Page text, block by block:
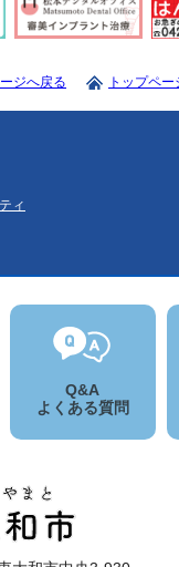
ジへ戻る トップペ
ィ
Q&A
よくある質問